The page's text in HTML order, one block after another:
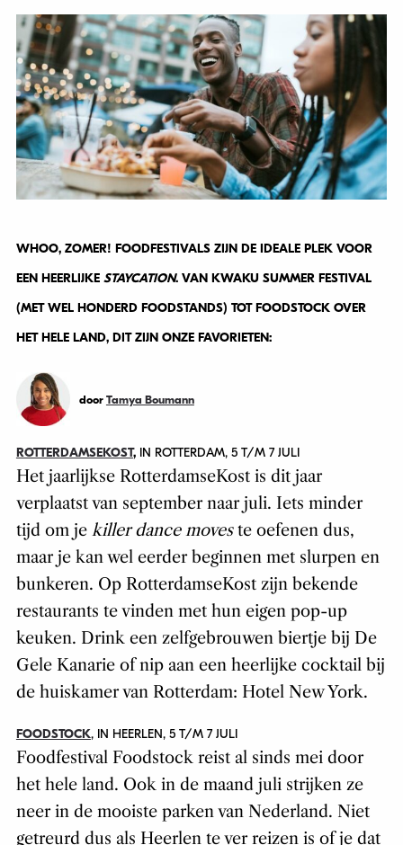
WHOO, ZOMER! FOODFESTIVALS ZIJN DE IDEALE PLEK VOOR
EEN HEERLIJKE STAYCATION. VAN KWAKU SUMMER FESTIVAL
(MET WEL HONDERD FOODSTANDS) TOT FOODSTOCK OVER
HET HELE LAND, DIT ZIJN ONZE FAVORIETEN:
door Tamya Boumann
ROTTERDAMSEKOST, IN ROTTERDAM, 5 T/M 7 JULI
Het jaarlijkse RotterdamseKost is dit jaar
verplaatst van september naar juli. Iets minder
tijd om je killer dance moves te oefenen dus,
maar je kan wel eerder beginnen met slurpen en
bunkeren. Op RotterdamseKost zijn bekende
restaurants te vinden met hun eigen pop-up
keuken. Drink een zelfgebrouwen biertje bij De
Gele Kanarie of nip aan een heerlijke cocktail bij
de huiskamer van Rotterdam: Hotel New York.
FOODSTOCK, IN HEERLEN, 5 T/M 7 JULI
Foodfestival Foodstock reist al sinds mei door
het hele land. Ook in de maand juli strijken ze
neer in de mooiste parken van Nederland. Niet
getreurd dus als Heerlen te ver reizen is of je dat